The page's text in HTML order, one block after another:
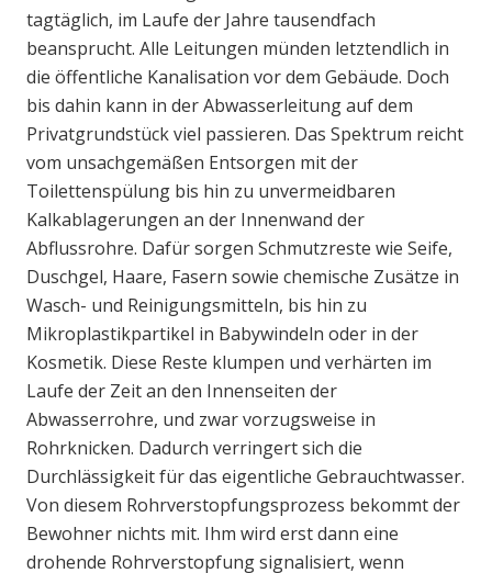
tagtäglich, im Laufe der Jahre tausendfach
beansprucht. Alle Leitungen münden letztendlich in
die öffentliche Kanalisation vor dem Gebäude. Doch
bis dahin kann in der Abwasserleitung auf dem
Privatgrundstück viel passieren. Das Spektrum reicht
vom unsachgemäßen Entsorgen mit der
Toilettenspülung bis hin zu unvermeidbaren
Kalkablagerungen an der Innenwand der
Abflussrohre. Dafür sorgen Schmutzreste wie Seife,
Duschgel, Haare, Fasern sowie chemische Zusätze in
Wasch- und Reinigungsmitteln, bis hin zu
Mikroplastikpartikel in Babywindeln oder in der
Kosmetik. Diese Reste klumpen und verhärten im
Laufe der Zeit an den Innenseiten der
Abwasserrohre, und zwar vorzugsweise in
Rohrknicken. Dadurch verringert sich die
Durchlässigkeit für das eigentliche Gebrauchtwasser.
Von diesem Rohrverstopfungsprozess bekommt der
Bewohner nichts mit. Ihm wird erst dann eine
drohende Rohrverstopfung signalisiert, wenn